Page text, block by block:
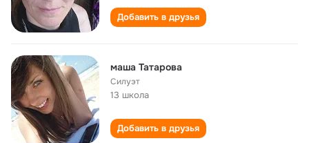
Добавить в друзья
маша Татарова
Силуэт
13 школа
Добавить в друзья